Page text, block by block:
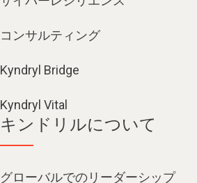
コンサルティング
Kyndryl Bridge
Kyndryl Vital
キンドリルについて
グローバルでのリーダーシップ